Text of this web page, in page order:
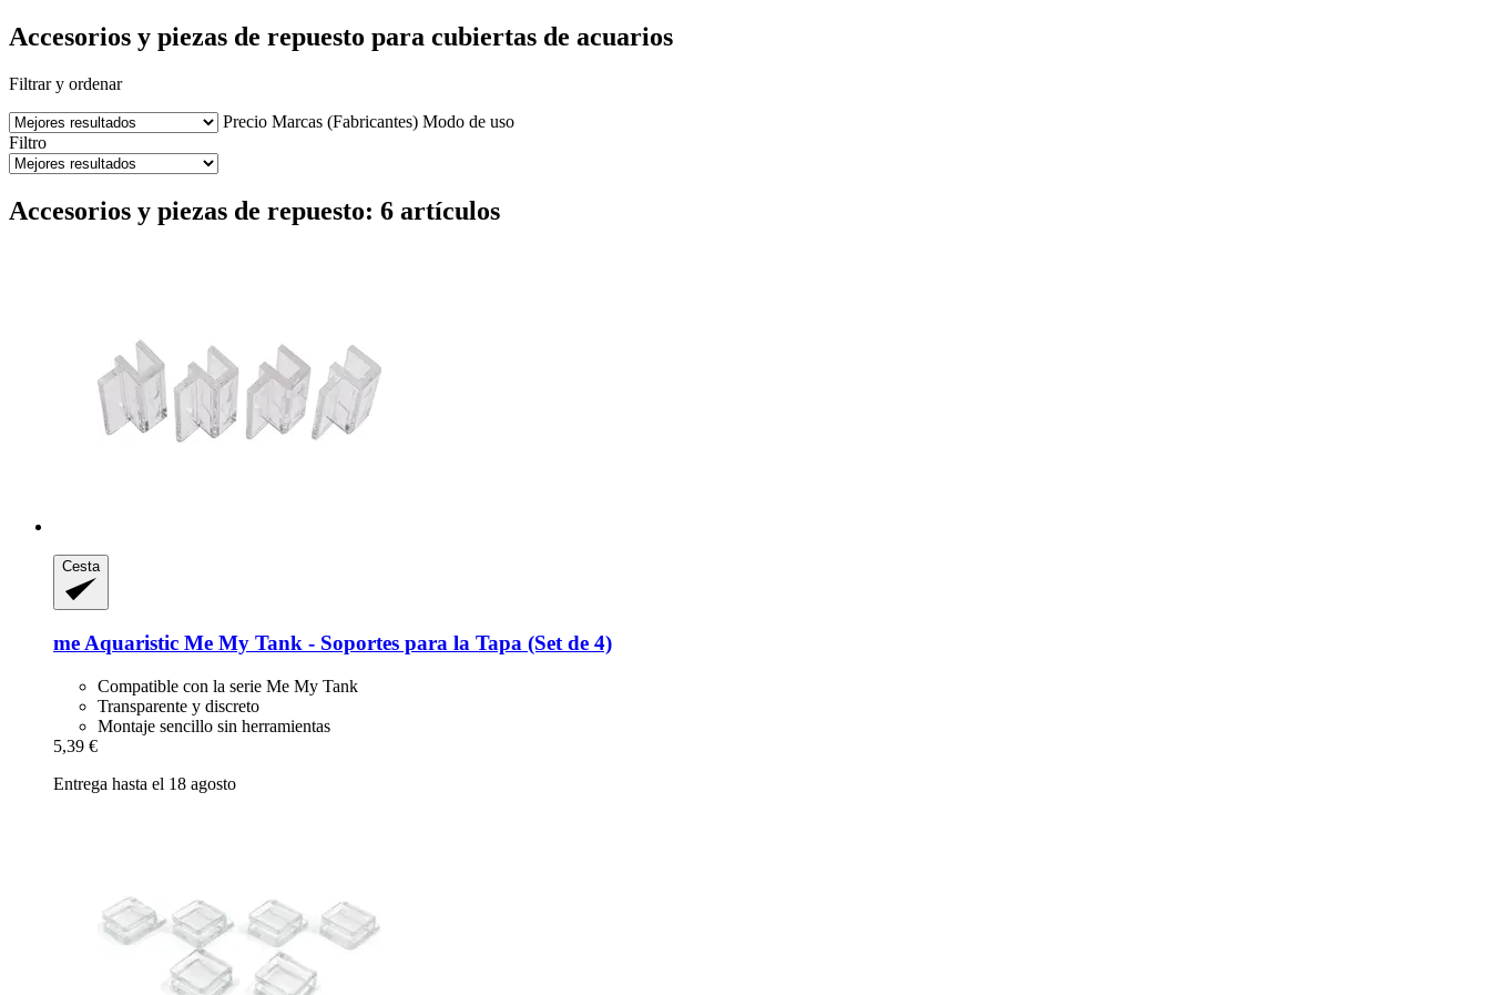
Accesorios y piezas de repuesto para cubiertas de acuarios
Filtrar y ordenar
Precio Marcas (Fabricantes) Modo de uso
Filtro
Accesorios y piezas de repuesto: 6 artículos
Cesta
me Aquaristic Me My Tank -​ Soportes para la Tapa (Set de 4)
Compatible con la serie Me My Tank
Transparente y discreto
Montaje sencillo sin herramientas
5,39 €
Entrega hasta el 18 agosto